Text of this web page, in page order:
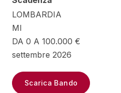
LOMBARDIA
MI
DA 0 A 100.000 €
settembre 2026
Scarica Bando